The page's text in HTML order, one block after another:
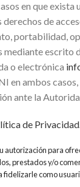
en que exista
derechos de
portabilidad,
mediante escrito
o electrónica
en ambos
ante la
de Privacidad
autorización para
prestados y/o
fidelizarle como